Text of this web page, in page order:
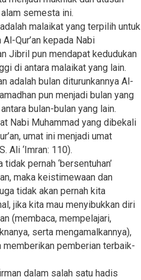
semesta ini.
malaikat yang terpilih untuk
Qur’an kepada Nabi
Jibril pun mendapat kedudukan
di antara malaikat yang lain.
adalah bulan diturunkannya Al-
pun menjadi bulan yang
bulan-bulan yang lain.
Nabi Muhammad yang dibekali
umat ini menjadi umat
Ali ‘Imran: 110).
tidak pernah ‘bersentuhan’
maka keistimewaan dan
tidak akan pernah kita
jika kita mau menyibukkan diri
(membaca, mempelajari,
serta mengamalkannya),
memberikan pemberian terbaik-
dalam salah satu hadis